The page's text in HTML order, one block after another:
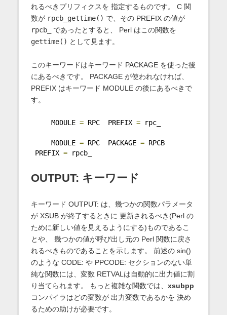
れるべきプリフィクスを 指定するものです。 C 関
数が rpcb_gettime() で、その PREFIX の値が
rpcb_
であったとすると、 Perl はこの関数を
gettime() として見ます。
このキーワードはキーワード PACKAGE を使った後
にあるべきです。 PACKAGE が使われなければ、
PREFIX はキーワード MODULE の後にあるべきで
す。
MODULE = RPC  PREFIX = rpc_
MODULE = RPC  PACKAGE = RPCB
PREFIX = rpcb_
OUTPUT: キーワード
キーワード OUTPUT: は、幾つかの関数パラメータ
が XSUB が終了するときに 更新されるべき(Perl の
ために新しい値を見えるようにする)ものであるこ
とや、 幾つかの値が呼び出し元の Perl 関数に戻さ
れるべきものであることを示します。 前述の sin()
のような CODE: や PPCODE: セクションのない単
純な関数には、変数 RETVALは自動的に出力値に割
り当てられます。 もっと複雑な関数では、 xsubpp
コンパイラはどの変数が 出力変数であるかを 決め
るための助けが必要です。